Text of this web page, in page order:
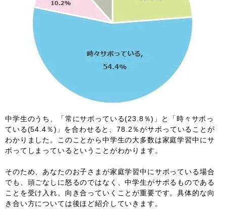
中学生のうち、「常にサボっている(23.8％)」と「時々サボっ
ている(54.4％)」を合わせると、78.2％がサボっていることが
わかりました。このことから中学生の大多数は家庭学習中にサ
ボってしまっているということがわかります。
そのため、あなたのお子さまが家庭学習中にサボっている場合
でも、頭ごなしに怒るのではなく、中学生がサボるものである
ことを受け入れ、向き合っていくことが重要です。具体的な向
き合い方については後ほど紹介していきます。